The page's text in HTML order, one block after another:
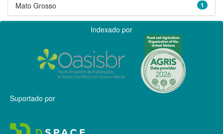
1
Mato Grosso
Indexado por
Suportado por